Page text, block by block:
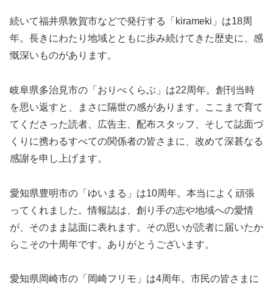
続いて福井県敦賀市などで発行する「kirameki」は18周
年。長きにわたり地域とともに歩み続けてきた歴史に、感
慨深いものがあります。
岐阜県多治見市の「おりべくらぶ」は22周年。創刊当時
を思い返すと、まさに隔世の感があります。ここまで育て
てくださった読者、広告主、配布スタッフ、そして誌面づ
くりに携わるすべての関係者の皆さまに、改めて深甚なる
感謝を申し上げます。
愛知県豊明市の「ゆいまる」は10周年。本当によく頑張
ってくれました。情報誌は、創り手の志や地域への愛情
が、そのまま誌面に表れます。その思いが読者に届いたか
らこその十周年です。ありがとうございます。
愛知県岡崎市の「岡崎フリモ」は4周年。市民の皆さまに